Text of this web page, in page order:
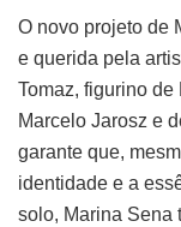
O novo projeto de
e querida pela
Tomaz, figurino
Marcelo Jarosz e
garante que,
identidade e a
solo, Marina Sena